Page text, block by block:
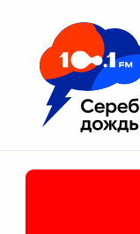
Москва 100.1 FM
Апатиты